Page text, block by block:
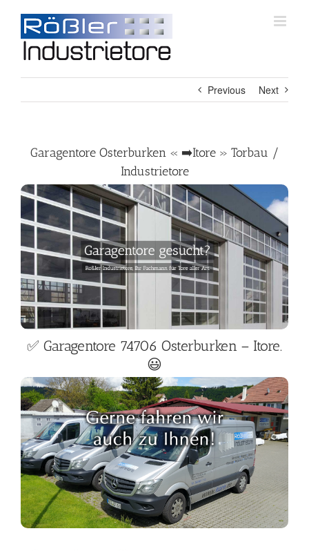
content
Previous Next
Garagentore Osterburken « ➡️Itore » Torbau /
Industrietore
✅ Garagentore 74706 Osterburken – Itore.
😃